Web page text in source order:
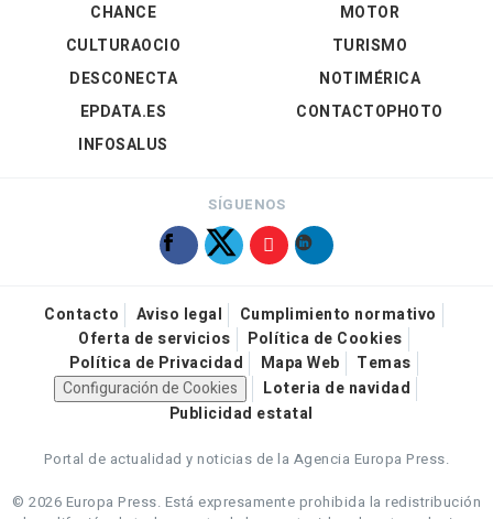
CHANCE
CULTURAOCIO
DESCONECTA
EPDATA.ES
INFOSALUS
MOTOR
TURISMO
NOTIMÉRICA
CONTACTOPHOTO
SÍGUENOS
Contacto Aviso legal
Cumplimiento normativo
Oferta de servicios
Política de Cookies
Política de Privacidad
Mapa Web
Temas
Configuración de Cookies
Loteria de navidad
Publicidad estatal
Portal de actualidad y noticias de la Agencia Europa Press.
© 2026 Europa Press. Está expresamente prohibida la redistribución